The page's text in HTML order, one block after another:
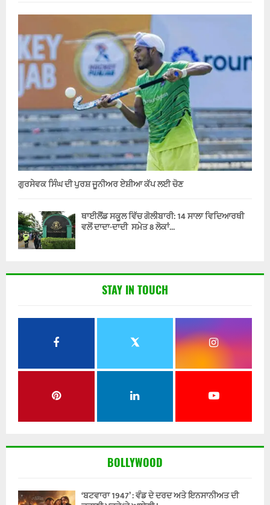
ਗੁਰਸੇਵਕ ਸਿੰਘ ਦੀ ਪੁਰਸ਼ ਜੂਨੀਅਰ ਏਸ਼ੀਆ ਕੱਪ ਲਈ ਚੋਣ
ਥਾਈਲੈਂਡ ਸਕੂਲ ਵਿੱਚ ਗੋਲੀਬਾਰੀ: 14 ਸਾਲਾ ਵਿਦਿਆਰਥੀ
ਵਲੋਂ ਦਾਦਾ-ਦਾਦੀ ਸਮੇਤ 8 ਲੋਕਾਂ...
STAY IN TOUCH
BOLLYWOOD
‘ਬਟਵਾਰਾ 1947’ : ਵੰਡ ਦੇ ਦਰਦ ਅਤੇ ਇਨਸਾਨੀਅਤ ਦੀ